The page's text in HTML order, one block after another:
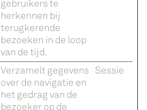
gebruikers te
herkennen bij
terugkerende
bezoeken in de loop
van de tijd.
Verzamelt gegevens
over de navigatie en
het gedrag van de
bezoeker op de
Sessie